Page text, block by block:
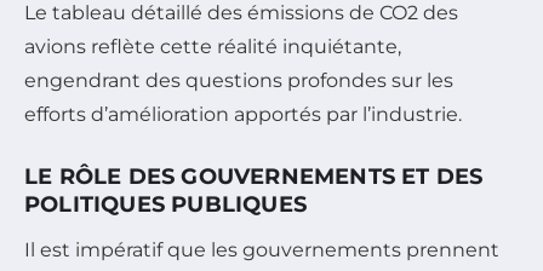
Le tableau détaillé des émissions de CO2 des
avions reflète cette réalité inquiétante,
engendrant des questions profondes sur les
efforts d’amélioration apportés par l’industrie.
LE RÔLE DES GOUVERNEMENTS ET DES
POLITIQUES PUBLIQUES
Il est impératif que les gouvernements prennent